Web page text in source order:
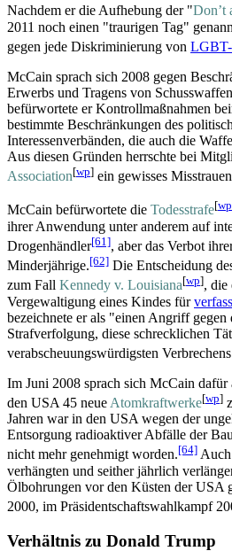
Nachdem er die Aufhebung der "Don’t
2011 noch einen "traurigen Tag"
gegen jede Diskriminierung von LGBT-
McCain sprach sich 2008 gegen
Erwerbs und Tragens von
befürwortete er Kontroll­maßnahmen
bestimmte Beschränkungen des
Interessen­verbänden, die auch die
Aus diesen Gründen herrschte bei
Association[wp] ein gewisses
McCain befürwortete die Todesstrafe[wp
ihrer Anwendung unter anderem auf
Drogenhändler[61], aber das Verbot
Minderjährige.[62] Die Entscheidung
zum Fall Kennedy v. Louisiana[wp], die
Vergewaltigung eines Kindes für
bezeichnete er als "einen Angriff gegen
Strafverfolgung, diese schrecklichen
verabscheuungs­würdigsten
Im Juni 2008 sprach sich McCain dafür
den USA 45 neue Atomkraftwerke[wp]
Jahren war in den USA wegen der
Entsorgung radioaktiver Abfälle der
nicht mehr genehmigt worden.[64]
verhängten und seither jährlich
Ölbohrungen vor den Küsten der USA
2000, im Präsidentschafts­wahlkampf
Verhältnis zu Donald Trump